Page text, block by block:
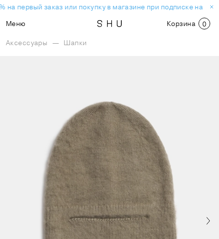
на первый заказ или покупку в магазине при подписке на
Меню
Корзина 0
Аксессуары — Шапки